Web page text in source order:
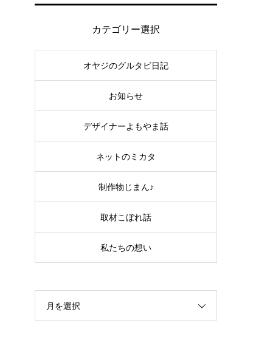
カテゴリー選択
オヤジのグルタビ日記
お知らせ
デザイナーよもやま話
ネットのミカタ
制作物じまん♪
取材こぼれ話
私たちの想い
月を選択